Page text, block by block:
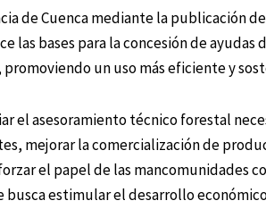
de Cuenca mediante la publicación
las bases para la concesión de ayudas
un uso más eficiente y
el asesoramiento técnico forestal
mejorar la comercialización de
el papel de las mancomunidades
busca estimular el desarrollo